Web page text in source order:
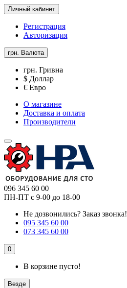
Личный кабинет
Регистрация
Авторизация
грн. Валюта
грн. Гривна
$ Доллар
€ Евро
О магазине
Доставка и оплата
Производители
096 345 60 00
ПН-ПТ с 9-00 до 18-00
Не дозвонились? Заказ звонка!
095 345 60 00
073 345 60 00
0
В корзине пусто!
Везде